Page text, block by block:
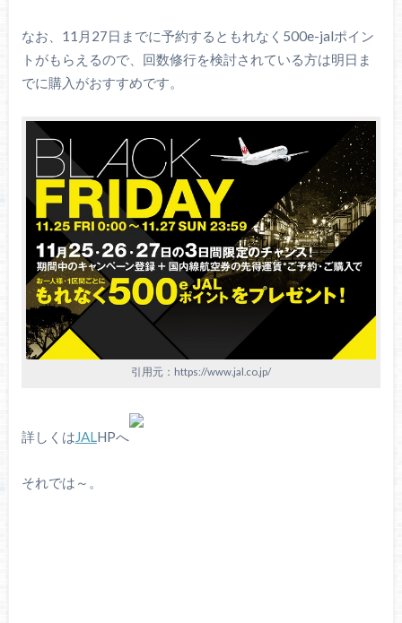
なお、11月27日までに予約するともれなく500e-jalポイン
トがもらえるので、回数修行を検討されている方は明日ま
でに購入がおすすめです。
引用元：https://www.jal.co.jp/
詳しくはJALHPへ
それでは～。